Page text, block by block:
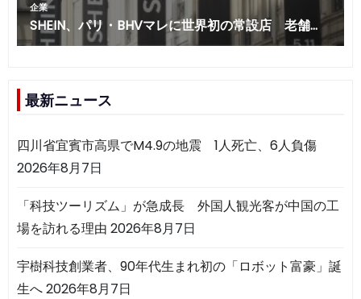
最新ニュース
四川省宜賓市高県でM4.9の地震 1人死亡、6人負傷
2026年8月7日
「科技ツーリズム」が急成長 外国人観光客が中国の工
場を訪れる理由 2026年8月7日
宇樹科技創業者、90年代生まれ初の「ロボット富豪」誕
生へ2026年8月7日